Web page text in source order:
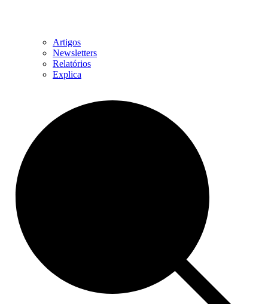
Artigos
Newsletters
Relatórios
Explica